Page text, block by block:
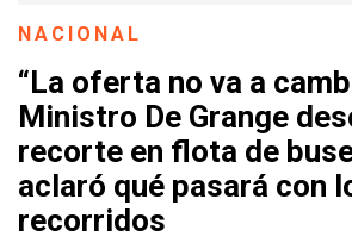
NACIONAL
“La oferta no va a
Ministro De Grange
recorte en flota de
aclaró qué pasará con
recorridos